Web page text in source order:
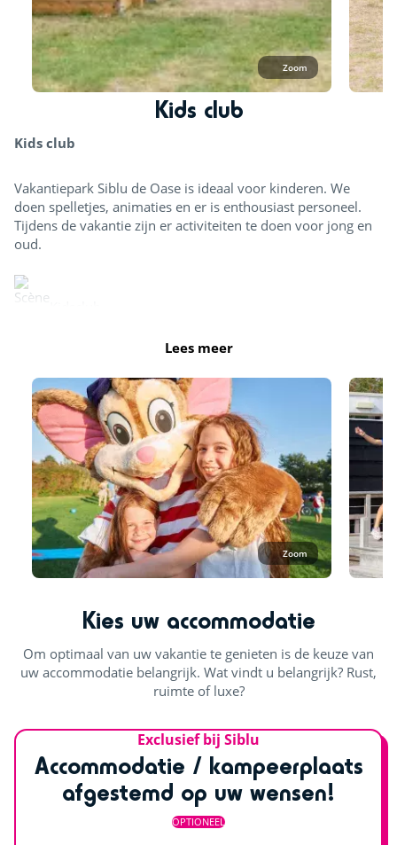
Zoom
Kids club
Kids club
Vakantiepark Siblu de Oase is ideaal voor kinderen. We
doen spelletjes, animaties en er is enthousiast personeel.
Tijdens de vakantie zijn er activiteiten te doen voor jong en
oud.
Lees meer
Zoom
Kies uw accommodatie
Om optimaal van uw vakantie te genieten is de keuze van
uw accommodatie belangrijk. Wat vindt u belangrijk? Rust,
ruimte of luxe?
Exclusief bij Siblu
Accommodatie / kampeerplaats
afgestemd op uw wensen!
OPTIONEEL